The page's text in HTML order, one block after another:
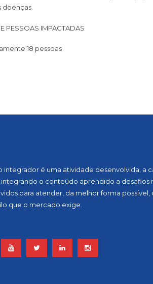
doenças.
PESSOAS IMPACTADAS
18 pessoas
integrador é uma atividade desenvolvida, a
integrando o conteúdo aprendido a desafios
para atender, da melhor forma
que o mercado exige.